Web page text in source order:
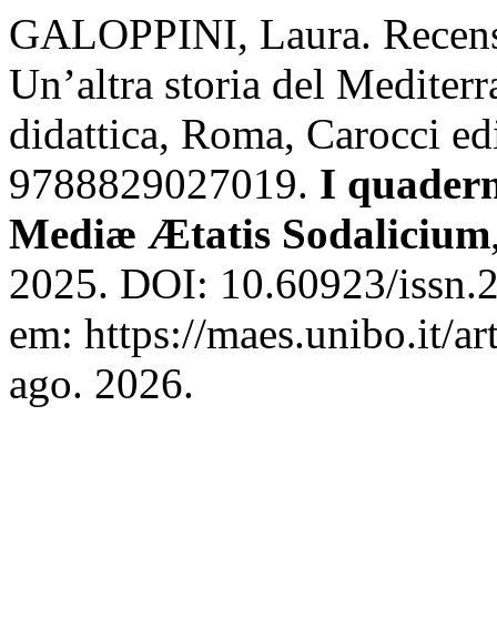
GALOPPINI, Laura.
Un’altra storia del
didattica, Roma, Carocci
9788829027019. I
Mediæ Ætatis Sodalicium
2025. DOI: 10.60923/
em: https://maes.unibo.it/
ago. 2026.